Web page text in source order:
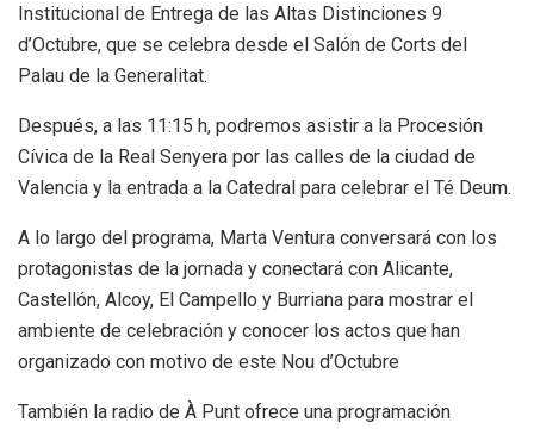
Institucional de Entrega de las Altas Distinciones 9
d’Octubre, que se celebra desde el Salón de Corts del
Palau de la Generalitat.
Después, a las 11:15 h, podremos asistir a la Procesión
Cívica de la Real Senyera por las calles de la ciudad de
Valencia y la entrada a la Catedral para celebrar el Té Deum.
A lo largo del programa, Marta Ventura conversará con los
protagonistas de la jornada y conectará con Alicante,
Castellón, Alcoy, El Campello y Burriana para mostrar el
ambiente de celebración y conocer los actos que han
organizado con motivo de este Nou d’Octubre
También la radio de À Punt ofrece una programación